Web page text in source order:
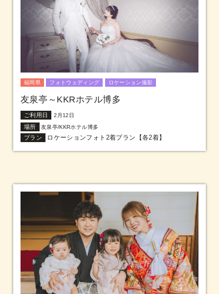
福岡県 フォトウェディング ロケーション撮影
友泉亭～KKRホテル博多
ご利用日 2月12日
場所 友泉亭/KKRホテル博多
プラン ロケーションフォト2着プラン【各2着】